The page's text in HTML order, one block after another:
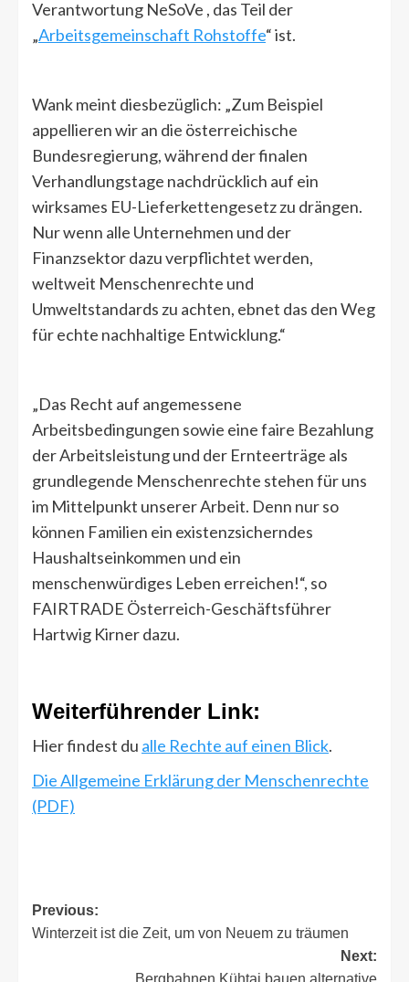
Verantwortung NeSoVe , das Teil der
„Arbeitsgemeinschaft Rohstoffe“ ist.
Wank meint diesbezüglich: „Zum Beispiel
appellieren wir an die österreichische
Bundesregierung, während der finalen
Verhandlungstage nachdrücklich auf ein
wirksames EU-Lieferkettengesetz zu drängen.
Nur wenn alle Unternehmen und der
Finanzsektor dazu verpflichtet werden,
weltweit Menschenrechte und
Umweltstandards zu achten, ebnet das den Weg
für echte nachhaltige Entwicklung.“
Das Recht auf angemessene
Arbeitsbedingungen sowie eine faire Bezahlung
der Arbeitsleistung und der Ernteerträge als
grundlegende Menschenrechte stehen für uns
im Mittelpunkt unserer Arbeit. Denn nur so
können Familien ein existenzsicherndes
Haushaltseinkommen und ein
menschenwürdiges Leben erreichen! , so
FAIRTRADE Österreich-Geschäftsführer
Hartwig Kirner dazu.
Weiterführender Link:
Hier findest du alle Rechte auf einen Blick.
Die Allgemeine Erklärung der Menschenrechte
(PDF)
Post
navigation
Previous:
Winterzeit ist die Zeit, um von Neuem zu träumen
Next:
Bergbahnen Kühtai bauen alternative